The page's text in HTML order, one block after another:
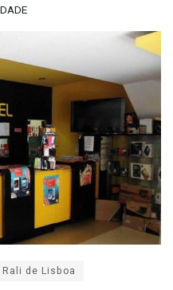
Rali de Lisboa